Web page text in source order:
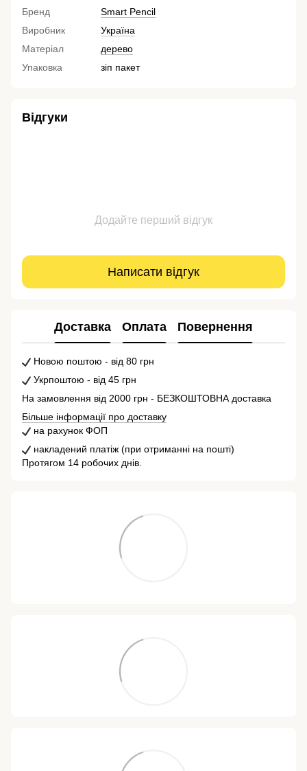
Бренд
Smart Pencil
Виробник
Україна
Матеріал
дерево
Упаковка
зіп пакет
Відгуки
Додайте перший відгук
Написати відгук
Доставка Оплата Повернення
Новою поштою - від 80 грн
Укрпоштою - від 45 грн
На замовлення від 2000 грн - БЕЗКОШТОВНА доставка
Більше інформації про доставку
на рахунок ФОП
накладений платіж (при отриманні на пошті)
Протягом 14 робочих днів.